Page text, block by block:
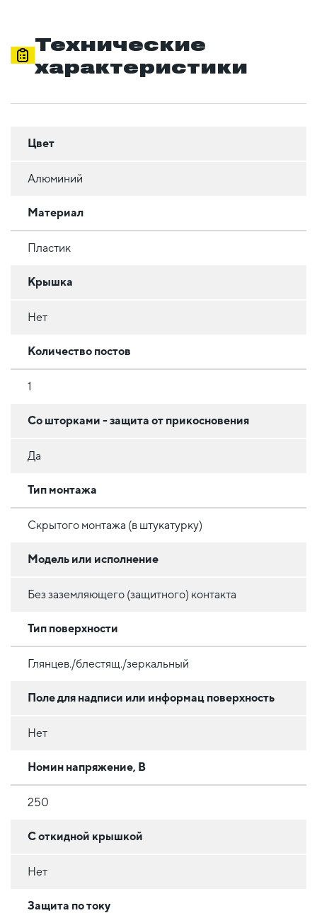
Технические
характеристики
Цвет
Алюминий
Материал
Пластик
Крышка
Нет
Количество постов
1
Со шторками - защита от прикосновения
Да
Тип монтажа
Скрытого монтажа (в штукатурку)
Модель или исполнение
Без заземляющего (защитного) контакта
Тип поверхности
Глянцев./блестящ./зеркальный
Поле для надписи или информац поверхность
Нет
Номин напряжение, В
250
С откидной крышкой
Нет
Защита по току